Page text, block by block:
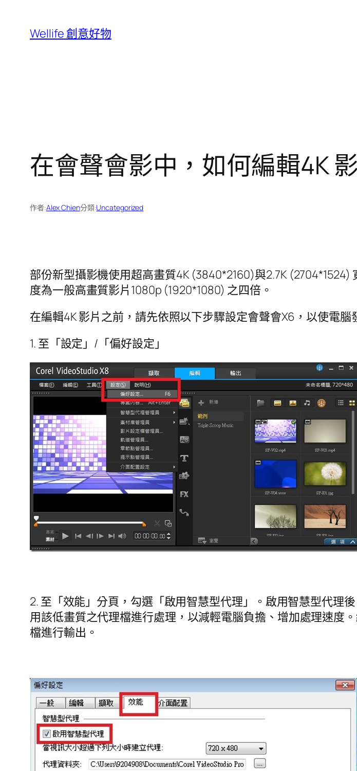
Wellife 創意好物
在會聲會影中，如何編輯4K
作者:Alex Chien分類:Uncategorized
部份新型攝影機使用超高畫質4K (3840*2160)與2.7K
度為一般高畫質影片1080p (1920*1080) 之四倍。
在編輯4K 影片之前，請先依照以下步驟設定會聲會X6，以使電腦
1. 至「設定」/「偏好設定」
2. 至「效能」分頁，勾選「啟用智慧型代理」。啟用智慧型代理
用該低畫質之代理檔進行處理，以減輕電腦負擔、增加處理速度
檔進行輸出。